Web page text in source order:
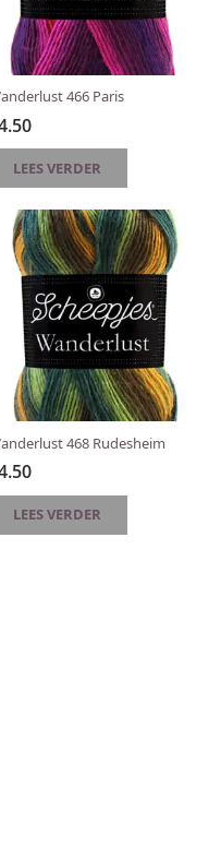
466 Paris
LEES VERDER
468 Rudesheim
LEES VERDER